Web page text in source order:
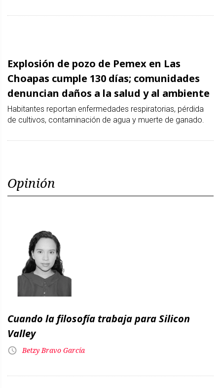
Explosión de pozo de Pemex en Las
Choapas cumple 130 días; comunidades
denuncian daños a la salud y al ambiente
Habitantes reportan enfermedades respiratorias, pérdida
de cultivos, contaminación de agua y muerte de ganado.
Opinión
Cuando la filosofía trabaja para Silicon
Valley
Betzy Bravo García